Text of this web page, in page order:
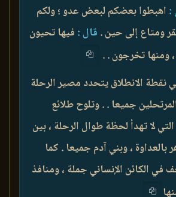
: اهبطوا بعضكم لبعض عدو ؛ ولكم
ومتاع إلى حين . قال : فيها تحيون
ومنها تخرجون . .
نقطة الانطلاق يتحدد مصير الرحلة
جميعا . . وتلوح طلائع
لا تهدأ لحظة طوال الرحلة ، بين
بالعداوة ، وبني آدم جميعا . كما
في الكائن الإنساني جملة ، ومنافذ